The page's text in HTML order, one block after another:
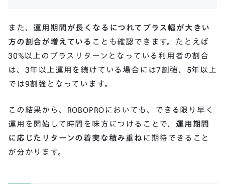
また、 運用期間が長くなるにつれてプラス幅が大きい
方の割合が増えている ことも確認できます。たとえば
30%以上のプラスリターンとなっている利用者の割合
は、3年以上運用を続けている場合には7割強、5年以上
では9割強となっています。
この結果から、ROBOPROにおいても、できる限り早く
運用を開始して時間を味方につけることで、 運用期間
に応じたリターンの着実な積み重ね に期待できること
が分かります。